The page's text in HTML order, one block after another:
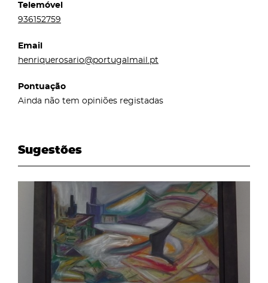
Telemóvel
936152759
Email
henriquerosario@portugalmail.pt
Pontuação
Ainda não tem opiniões registadas
Sugestões
page